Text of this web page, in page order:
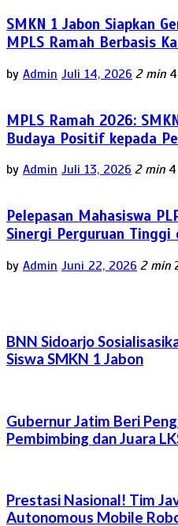
SMKN 1 Jabon Siapkan
MPLS Ramah Berbasis
by Admin Juli 14, 2026 2 min
MPLS Ramah 2026:
Budaya Positif kepada
by Admin Juli 13, 2026 2 min
Pelepasan Mahasiswa
Sinergi Perguruan Tinggi
by Admin Juni 22, 2026 2 min
BNN Sidoarjo
Siswa SMKN 1 Jabon
Gubernur Jatim Beri
Pembimbing dan Juara
Prestasi Nasional! Tim
Autonomous Mobile